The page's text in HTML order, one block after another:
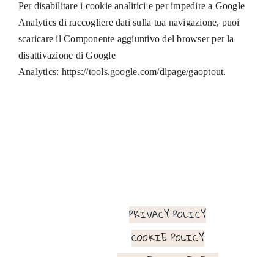
Per disabilitare i cookie analitici e per impedire a Google
Analytics di raccogliere dati sulla tua navigazione, puoi
scaricare il Componente aggiuntivo del browser per la
disattivazione di Google
Analytics: https://tools.google.com/dlpage/gaoptout.
PRIVACY POLICY
COOKIE POLICY